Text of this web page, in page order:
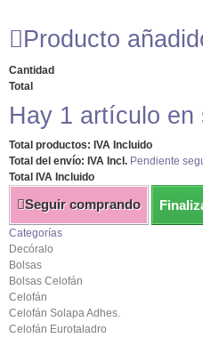
Producto
Cantidad
Total
Hay 1 artículo en
Total productos: IVA Incluido
Total del envío: IVA Incl. Pendiente
Total IVA Incluido
Seguir comprando
Categorías
Decóralo
Bolsas
Bolsas Celofán
Celofán
Celofán Solapa Adhes.
Celofán Eurotaladro